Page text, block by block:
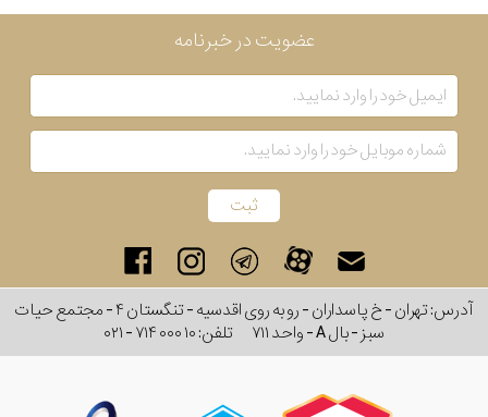
عضویت در خبرنامه
آدرس: تهران - خ پاسداران - رو به روی اقدسیه - تنگستان ۴ - مجتمع حیات
سبز - بال A - واحد ۷۱۱
تلفن:۰۲۱ - ۷۱۴ ۰۰۰ ۱۰